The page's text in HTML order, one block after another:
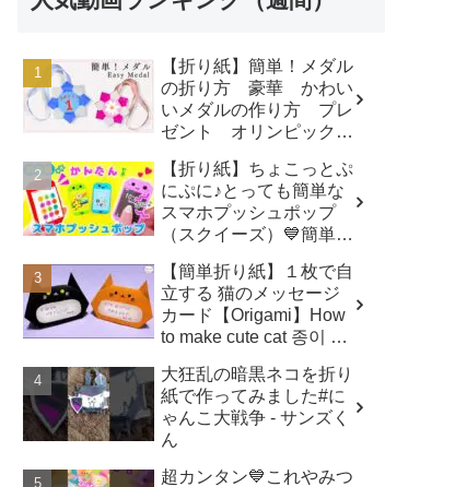
【折り紙】簡単！メダル
の折り方 豪華 かわい
いメダルの作り方 プレ
ゼント オリンピックメ
origamilibrary
【折り紙】ちょこっとぷ
にぷに♪とっても簡単な
スマホプッシュポップ
（スクイーズ）💙簡単可
make popit smartphone
Origami -
SodaCatOrigami 楽しい
折り紙♪
【簡単折り紙】１枚で自
立する 猫のメッセージ
カード【Origami】How
to make cute cat 종이 접
ン トトロ Totoro 万圣
节 小猫咪 Halloween -
hana's channel
大狂乱の暗黒ネコを折り
紙で作ってみました#に
ゃんこ大戦争 - サンズく
ん
超カンタン💙これやみつ